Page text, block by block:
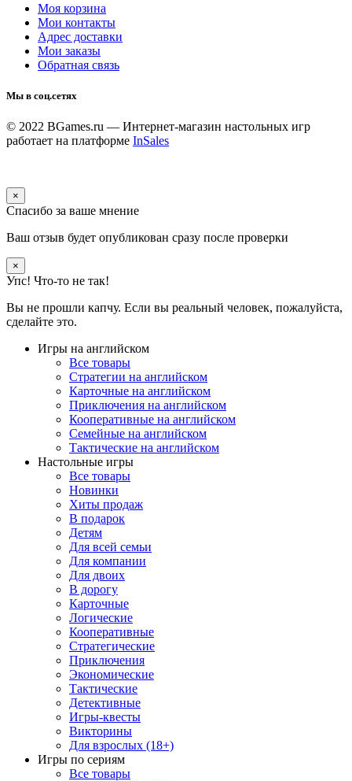
Моя корзина
Мои контакты
Адрес доставки
Мои заказы
Обратная связь
Мы в соц.сетях
© 2022 BGames.ru — Интернет-магазин настольных игр
работает на платформе InSales
×
Спасибо за ваше мнение
Ваш отзыв будет опубликован сразу после проверки
×
Упс! Что-то не так!
Вы не прошли капчу. Если вы реальный человек, пожалуйста,
сделайте это.
Игры на английском
Все товары
Стратегии на английском
Карточные на английском
Приключения на английском
Кооперативные на английском
Семейные на английском
Тактические на английском
Настольные игры
Все товары
Новинки
Хиты продаж
В подарок
Детям
Для всей семьи
Для компании
Для двоих
В дорогу
Карточные
Логические
Кооперативные
Стратегические
Приключения
Экономические
Тактические
Детективные
Игры-квесты
Викторины
Для взрослых (18+)
Игры по сериям
Все товары